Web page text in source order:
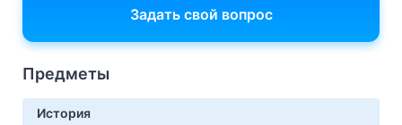
Задать свой вопрос
Предметы
История